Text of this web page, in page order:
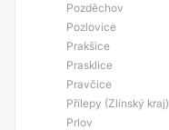
Pozděchov
Pozlovice
Prakšice
Prasklice
Pravčice
Přílepy (Zlínský kraj)
Prlov